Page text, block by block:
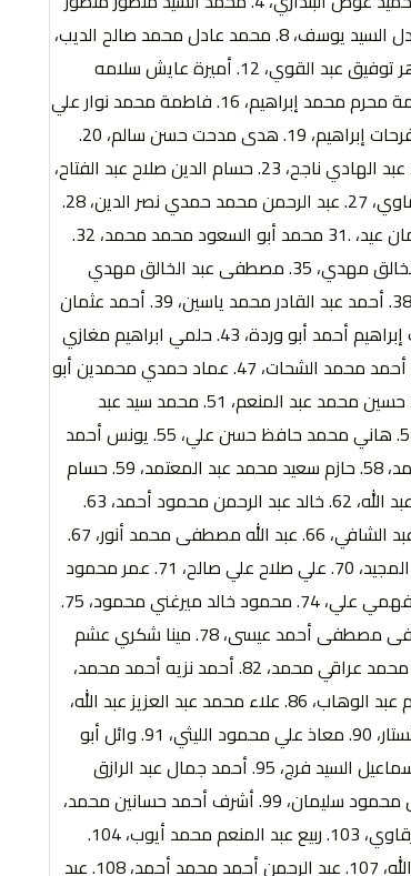
أبو زيد، 5. محمد الشبراوي سليمان حجازي، 6. محمد حامد محمود محمد، 7. محمد عادل السيد يوسف، 8. محمد عادل محمد صالح الديب،
9. محمد عبد المنعم محمد علي، 10. محمود إبراهيم عبد الله عبد الونيس، 11. وليد ماهر توفيق عبد القوي، 12. أميرة عايش سلامه
عايش، 13. زينب محرم محمد إبراهيم هيكل، 14. سندس محرم محمد إبراهيم، 15. فاطمة محرم محمد إبراهيم، 16. فاطمة محمد نوار علي
أحمد نوار، 17. مها محمد محمد صبحي فرحات إبراهيم، 18. هناء محمد محمد صبحي فرحات إبراهيم، 19. هدى مدحت حسن سالم، 20.
إسلام عبد العظيم عبد الحافظ عبد العزيز، 21. أيمن حمدي طه محمد العطار، 22. جهاد عبد الهادي ناجح، 23. حسام الدين صلاح عبد الفتاح،
24. ربيع حسين السيد حسين، 25. سامي محمد علي السيد، 26. صلاح أبو النصر سيد الفرماوي، 27. عبد الرحمن محمد حمدي نصر الدين، 28.
عبد الرحمن وحيد عبد الرؤوف إبراهيم، 29. عطا إبراهيم محمد القط، 30 عيسى نور سليمان عيد، .31 محمد أبو السعود محمد محمد، 32.
محمد صابر محمد عبد المجيد، 33. محمد عبد الحميد إبراهيم حماد، 34. مصطفى عبد الخالق مهدي، 35. مصطفى عبد الخالق مهدي
السيد، 36. هند محمد محمد صبحي فرحات، 37. أحمد عبد العزيز عبد السلام عبد العزيز، 38. أحمد عبد القادر محمد ياسين، 39. أحمد عثمان
محمد محمود، 40. أنطونيوس يوسف نجيب عياد، 41. مينا يوسف نجيب عياد، 42. إيهاب إبراهيم أحمد أبو وردة، 43. حلمي ابراهيم مغازي
عوض، 44. خالد هلال محمد الزيدي، 45. عبد الرحمن محمد رجائي نصار محمد، 46. علي أحمد محمد الشحات، 47. عماد حمدي محمدين أبو
زيد، 48. محمد أسعد أحمد بركات، 49. محمد حسن عبد العاطي أحمد حسن، 50. محمد حسين محمد عبد المنعم، 51. محمد سيد عبد
المنعم محمد، 52. محمد عيسى رشاد عبد الرحيم، 53. معاذ محمد فاروق عبد الغفار، 54. هاني محمد حافظ حسن علي، 55. يونس أحمد
سلمي حماد عليان، 56. عبير أشرف أحمد محمد عبد الرحيم؟، 57. أحمد محمد أحمد محمد، 58. حازم سعيد محمد عبد المعتمد، 59. حسام
الدين صلاح عبد الفتاح، 60. حسين محمد حسان الهنادي، 61. حمدي عبد العظيم السيد عبد الله، 62. خالد عبد الرحمن محمود أحمد، 63.
السيد عثمان محمد غالي، 64. صابر عبد السميع راغب عبد التواب، 65. عامر كمال عمار عبد الشافي، 66. عبد الله مصطفى محمد أنور، 67.
عثمان الجوهري عثمان، 68. عزت عثمان أبو شعيشع نجم، 69. علاء فكري محمود عبد المجيد، 70. علي صلاح علي صالح، 71. عمر محمود
عبد المجيد محمد، 72. فادي محمد حسن محمد النحاس، 73. محمود إبراهيم محمود فهمي علي، 74. محمود خالد ميرغني محمود، 75.
محمود عبد المجيد عبد المجيد معاذ، 76. مصطفى حمدي إبراهيم المنسي، 77. مصطفى مصطفى أحمد عيسى، 78. مينا شكري عشم
ويصا، 79. ناصر محمد عبد المجيد عبد الرحيم، 80. نافع عبد العزيز رجب صقر، 81. إبراهيم محمد عراقي محمد، 82. أحمد نزيه أحمد محمد،
83. سياف محمد عبد العظيم محمد، 84. صالح علي محمد عبد الحميد، 85. عصام إبراهيم عبد الوهاب، 86. علاء محمد عبد العزيز عبد الله،
87. علي عاطف علي محمد جاد، 88.. علي عبد الحميد على إبراهيم، 89. كريم خالد عبد الستار، 90. معاذ علي محمود الليثي، 91. وائل أبو
الحجاج علي، 92. ياسر أبو شيوة رشاد محمد، 93. ياسر محمد عبد العظيم، 94. إبراهيم إسماعيل السيد فرج، 95. أحمد جمال عبد الرازق
طحاوي، 96. أحمد محمد عبد الستار أحمد، 97. أحمد وليد محمد عباس، 98. إسلام عادل محمود سليمان، 99. أشرف أحمد حسانين محمد،
100. باسل عمرو عبد الحميد، 101. حازم كرم شعيب أحمد، 102. حسين رجب حسين الشرقاوي، 103. ربيع عبد المنعم محمد أيوب، 104.
سلمي حماد سلمي عليان، 105. شاكر محمد شاكر أحمد، 106. صلاح أحمد أحمد جاب الله، 107. عبد الرحمن أحمد محمد أحمد، 108. عبد